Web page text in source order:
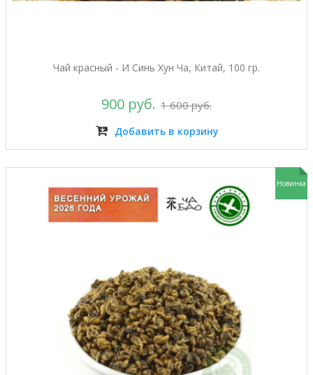
Чай красный - И Синь Хун Ча, Китай, 100 гр.
900 руб. 1 600 руб.
Добавить в корзину
Новинка